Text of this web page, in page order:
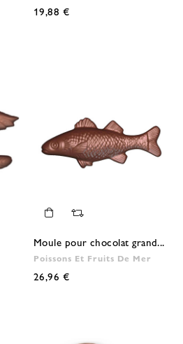
19,88 €
Moule pour chocolat grand...
Poissons Et Fruits De Mer
26,96 €